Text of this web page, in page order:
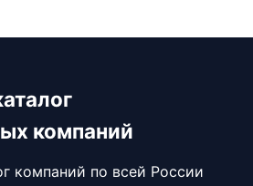
компаний
компаний по всей России